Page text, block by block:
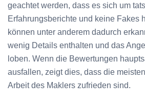
geachtet werden, dass es sich um
Erfahrungsberichte und keine Fakes
können unter anderem dadurch
wenig Details enthalten und das
loben. Wenn die Bewertungen
ausfallen, zeigt dies, dass die
Arbeit des Maklers zufrieden sind.